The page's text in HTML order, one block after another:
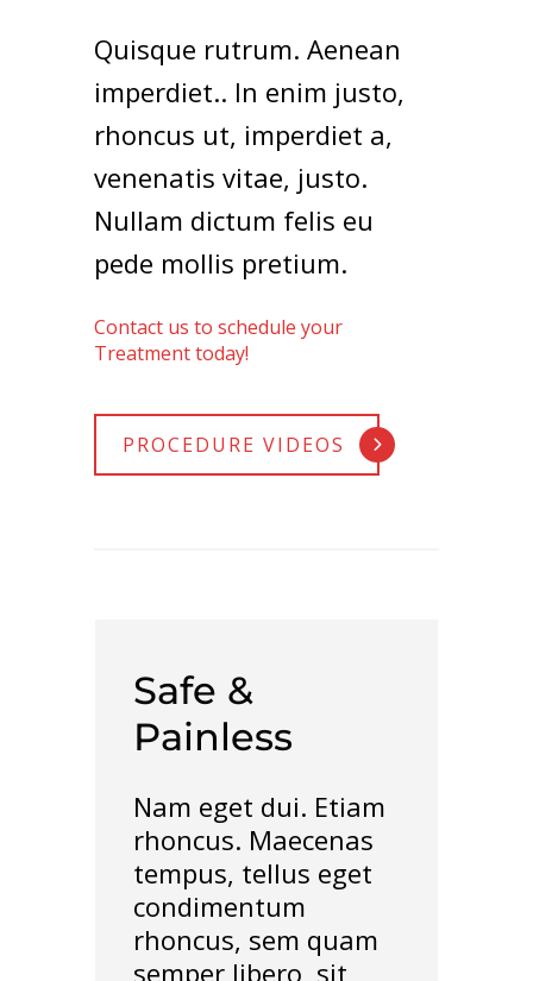
Quisque rutrum. Aenean
imperdiet.. In enim justo,
rhoncus ut, imperdiet a,
venenatis vitae, justo.
Nullam dictum felis eu
pede mollis pretium.
Contact us to schedule your
Treatment today!
PROCEDURE VIDEOS
Safe &
Painless
Nam eget dui. Etiam
rhoncus. Maecenas
tempus, tellus eget
condimentum
rhoncus, sem quam
semper libero, sit